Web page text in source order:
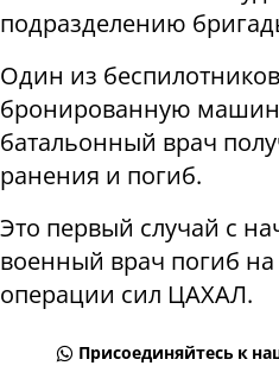
подразделению
Один из
бронированную
батальонный врач
ранения и погиб.
Это первый случай с
военный врач погиб
операции сил ЦАХАЛ.
Присоединяйтесь к